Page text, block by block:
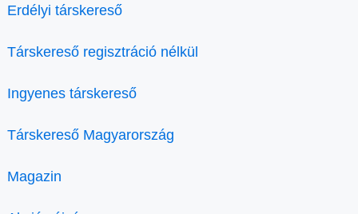
Erdélyi társkereső
Társkereső regisztráció nélkül
Ingyenes társkereső
Társkereső Magyarország
Magazin